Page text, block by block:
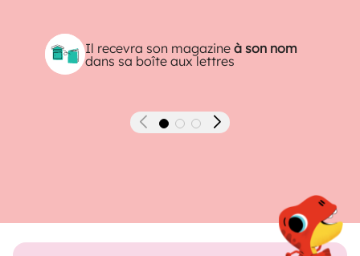
Il recevra son magazineà son nom
dans sa boîte aux lettres
Précédent Suivant